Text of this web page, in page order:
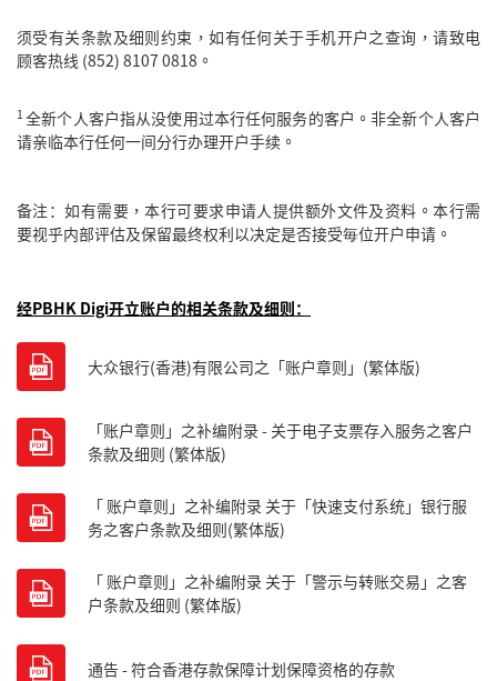
须受有关条款及细则约束，如有任何关于手机开户之查询，请致电
顾客热线 (852) 8107 0818。
1 全新个人客户指从没使用过本行任何服务的客户。非全新个人客户
请亲临本行任何一间分行办理开户手续。
备注：如有需要，本行可要求申请人提供额外文件及资料。本行需
要视乎内部评估及保留最终权利以决定是否接受毎位开户申请。
经PBHK Digi开立账户的相关条款及细则：
大众银行(香港)有限公司之「账户章则」(繁体版)
「账户章则」之补编附录 - 关于电子支票存入服务之客户
条款及细则 (繁体版)
「 账户章则」之补编附录 关于「快速支付系统」银行服
务之客户条款及细则(繁体版)
「 账户章则」之补编附录 关于「警示与转账交易」之客
户条款及细则 (繁体版)
通告 - 符合香港存款保障计划保障资格的存款